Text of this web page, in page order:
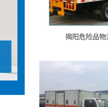
揭阳危险品物